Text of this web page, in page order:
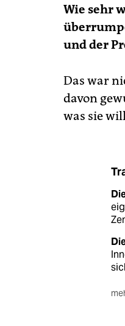
Wie sehr
und der
Das war
davon
was sie